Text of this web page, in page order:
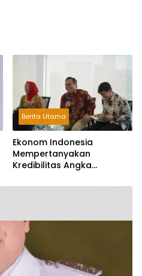
Berita Utama
Ekonom Indonesia
Mempertanyakan
Kredibilitas Angka
Tumbuh Tapi Rapuh